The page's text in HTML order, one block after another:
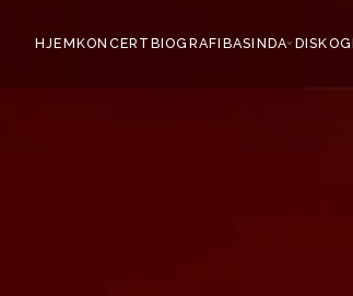
HJEMKONCERT BIOGRAFI BASINDA›